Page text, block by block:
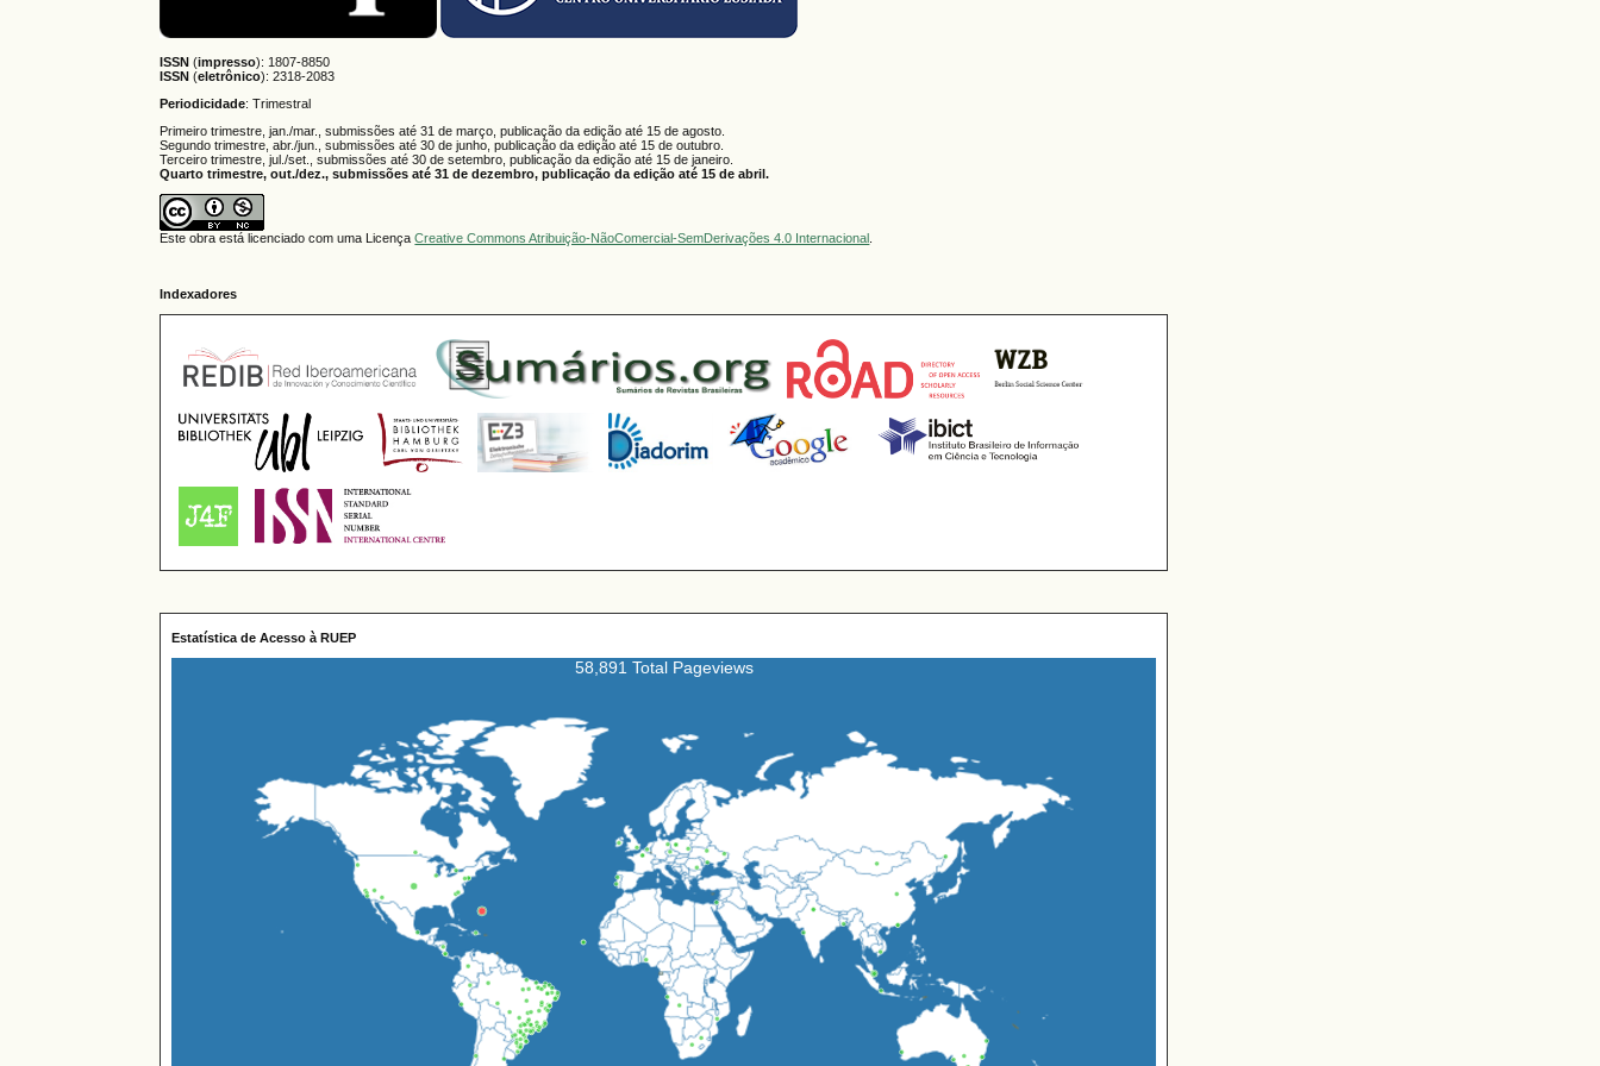
ISSN (impresso): 1807-8850
ISSN (eletrônico):2318-2083
Periodicidade: Trimestral
Primeiro trimestre, jan./mar., submissões até 31 de março, publicação da edição até 15 de agosto.
Segundo trimestre, abr./jun., submissões até 30 de junho, publicação da edição até 15 de outubro.
Terceiro trimestre, jul./set., submissões até 30 de setembro, publicação da edição até 15 de janeiro.
Quarto trimestre, out./dez., submissões até 31 de dezembro, publicação da edição até 15 de abril.
Este obra está licenciado com uma LicençaCreative Commons Atribuição-NãoComercial-SemDerivações 4.0 Internacional
Indexadores
Estatística de Acesso à RUEP
58,891 Total Pageviews